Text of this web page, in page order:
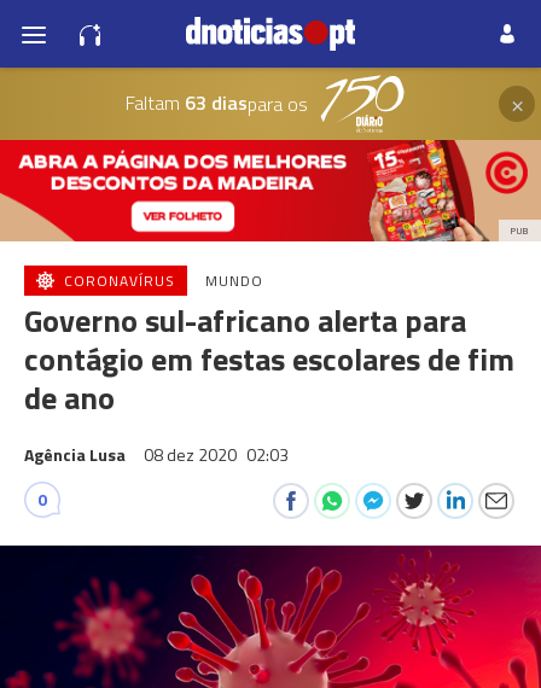
Faltam 63 diaspara os ×
PUB
CORONAVÍRUS MUNDO
Governo sul-africano alerta para
contágio em festas escolares de fim
de ano
Agência Lusa 08 dez 2020 02:03
0